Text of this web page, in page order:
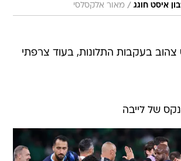
איסט חוגג / מאור אלקסלסי
צהוב בעקבות התלונות, בעוד צרפתי
של לייבה